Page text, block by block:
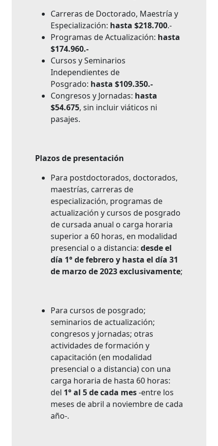
Carreras de Doctorado, Maestría y
Especialización: hasta $218.700.-
Programas de Actualización: hasta
$174.960.-
Cursos y Seminarios
Independientes de
Posgrado: hasta $109.350.-
Congresos y Jornadas: hasta
$54.675, sin incluir viáticos ni
pasajes.
Plazos de presentación
Para postdoctorados, doctorados,
maestrías, carreras de
especialización, programas de
actualización y cursos de posgrado
de cursada anual o carga horaria
superior a 60 horas, en modalidad
presencial o a distancia: desde el
día 1° de febrero y hasta el día 31
de marzo de 2023 exclusivamente;
Para cursos de posgrado;
seminarios de actualización;
congresos y jornadas; otras
actividades de formación y
capacitación (en modalidad
presencial o a distancia) con una
carga horaria de hasta 60 horas:
del 1° al 5 de cada mes-entre los
meses de abril a noviembre de cada
año-.